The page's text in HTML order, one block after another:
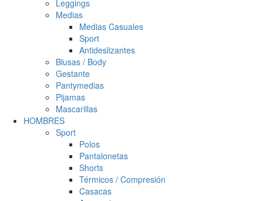
Leggings
Medias
Medias Casuales
Sport
Antideslizantes
Blusas / Body
Gestante
Pantymedias
Pijamas
Mascarillas
HOMBRES
Sport
Polos
Pantalonetas
Shorts
Térmicos / Compresión
Casacas